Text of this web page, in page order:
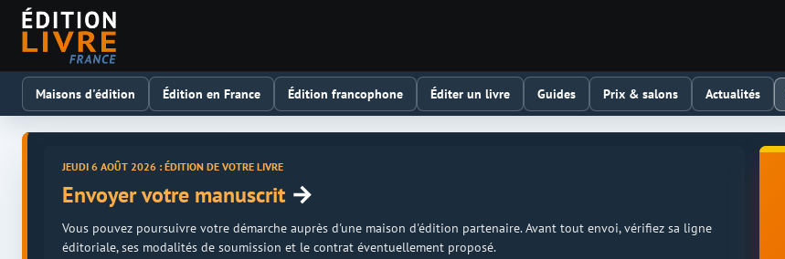
Maisons d'édition Édition en France Édition francophone Éditer un livre Guides Prix & salons Actualités
JEUDI 6 AOÛT 2026 : ÉDITION DE VOTRE LIVRE
Envoyer votre manuscrit →
Vous pouvez poursuivre votre démarche auprès d'une maison d'édition partenaire. Avant tout envoi, vérifiez sa ligne
éditoriale, ses modalités de soumission et le contrat éventuellement proposé.